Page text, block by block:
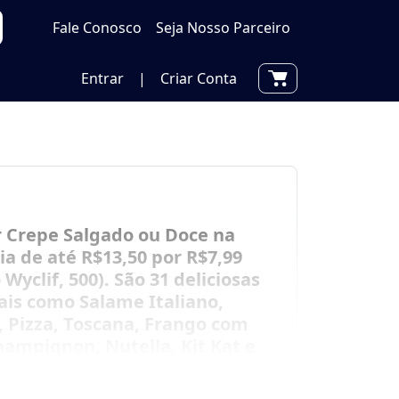
Fale Conosco Seja Nosso Parceiro
Entrar | Criar Conta
Salgado ou Doce na
de até R$13,50 por R$7,99
Wyclif, 500). São 31 deliciosas
como Salame Italiano,